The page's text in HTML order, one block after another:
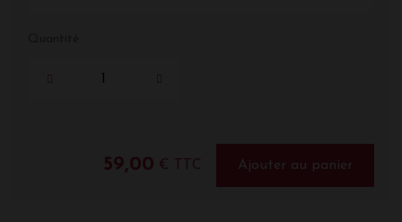
59,00 € TTC Ajouter au panier